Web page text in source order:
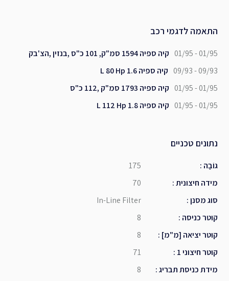
התאמה לדגמי רכב
קיה ספיה 1594 סמ"ק, 101 כ"ס ,בנזין ,הצ'בק 01/95 - 01/95
קיה ספיה 1.6 L 80 Hp 09/93 - 09/93
קיה ספיה 1793 סמ"ק ,112 כ"ס 01/95 - 01/95
קיה ספיה 1.8 L 112 Hp 01/95 - 01/95
נתונים טכניים
175 : גוֹבַה
70
:מידה חיצונית
In-Line Filter
:סוג מסנן
8
: קוטר כניסה
8
: קוטר יציאה [מ"מ]
71
:
קוטר חיצוני 1
8
:מידת כניסת תבריג